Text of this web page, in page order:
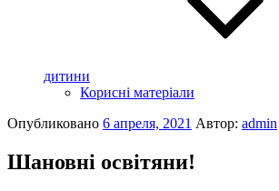
дитини
Корисні матеріали
Опубликовано 6 апреля, 2021 Автор: admin
Шановні освітяни!